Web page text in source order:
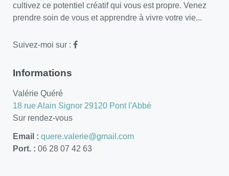
cultivez ce potentiel créatif qui vous est propre. Venez
prendre soin de vous et apprendre à vivre votre vie...
Suivez-moi sur :
Informations
Valérie Quéré
18 rue Alain Signor 29120 Pont l'Abbé
Sur rendez-vous
Email : quere.valerie@gmail.com
Port. : 06 28 07 42 63